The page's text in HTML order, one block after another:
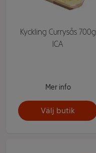
Kyckling Currysås 700g
ICA
Mer info
Välj butik